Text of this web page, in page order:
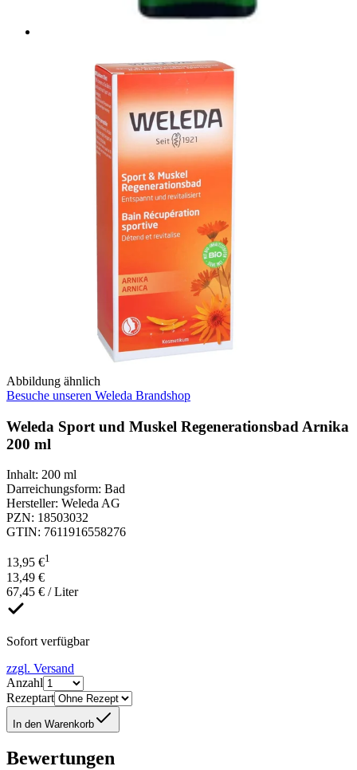
Abbildung ähnlich
Besuche unseren Weleda Brandshop
Weleda Sport und Muskel Regenerationsbad Arnika
200 ml
Inhalt: 200 ml
Darreichungsform: Bad
Hersteller: Weleda AG
PZN: 18503032
GTIN: 7611916558276
13,95 €1
13,49 €
67,45 € / Liter
Sofort verfügbar
zzgl. Versand
Anzahl
Rezeptart
In den Warenkorb
Bewertungen